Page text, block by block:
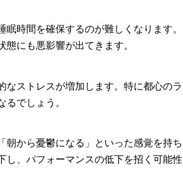
時間を確保するのが難しくなります。
にも悪影響が出てきます。
なストレスが増加します。特に都心のラ
でしょう。
朝から憂鬱になる」といった感覚を持ち
し、パフォーマンスの低下を招く可能性